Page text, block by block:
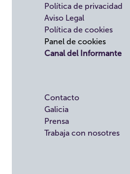
Política de privacidad
Aviso Legal
Política de cookies
Panel de cookies
Canal del Informante
Contacto
Galicia
Prensa
Trabaja con nosotres